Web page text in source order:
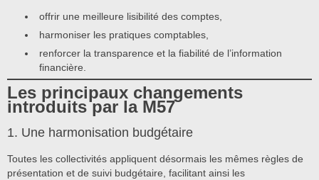
offrir une meilleure lisibilité des comptes,
harmoniser les pratiques comptables,
renforcer la transparence et la fiabilité de l’information
financière.
Les principaux changements
introduits par la M57
1. Une harmonisation budgétaire
Toutes les collectivités appliquent désormais les mêmes règles de
présentation et de suivi budgétaire, facilitant ainsi les